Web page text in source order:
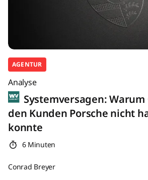
AGENTUR
Analyse
Systemversagen:
den Kunden Porsche nicht
konnte
6 Minuten
Conrad Breyer